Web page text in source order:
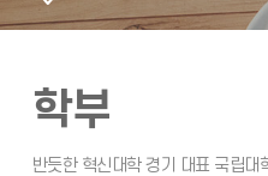
학부